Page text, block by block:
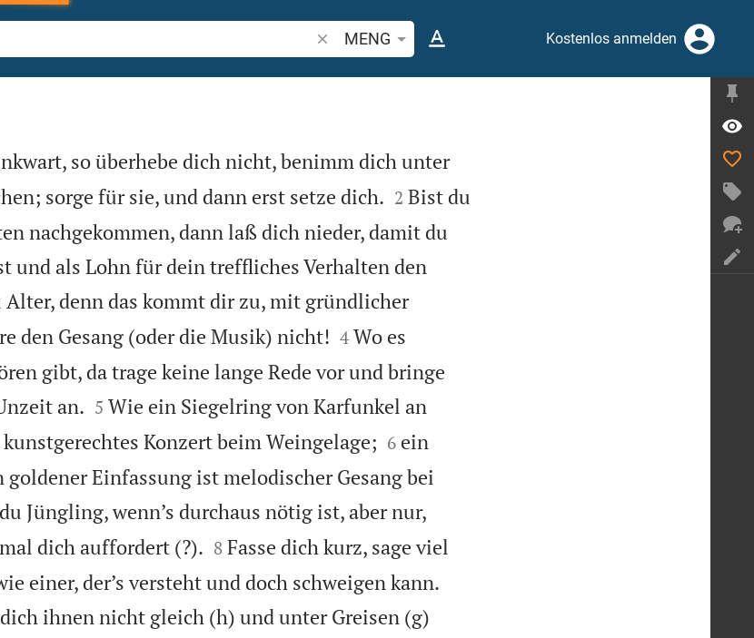
Bibelstelle oder Begriff suchen
MENG Kostenlos anmelden
so überhebe dich nicht, benimm dich unter
sorge für sie, und dann erst setze dich.
2 Bist du
nachgekommen, dann laß dich nieder, damit du
und als Lohn für dein treffliches Verhalten den
Alter, denn das kommt dir zu, mit gründlicher
den Gesang (oder die Musik) nicht!
4 Wo es
gibt, da trage keine lange Rede vor und bringe
an.
5 Wie ein Siegelring von Karfunkel an
Konzert beim Weingelage;
6 ein
Einfassung ist melodischer Gesang bei
Jüngling, wenn’s durchaus nötig ist, aber nur,
dich auffordert (?).
8 Fasse dich kurz, sage viel
einer, der’s versteht und doch schweigen kann.
ihnen nicht gleich (h) und unter Greisen (g)